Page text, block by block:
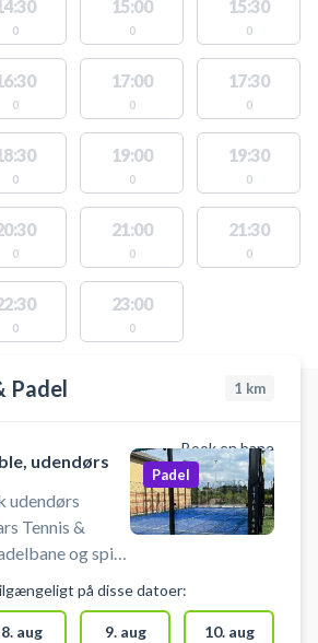
0
15:00
0
15:30
0
0
17:00
0
17:30
0
0
19:00
0
19:30
0
0
21:00
0
21:30
0
0
23:00
0
Padel 1 km
Book en bane
udendørs
udendørs
Tennis &
og spil
til "loftet". Du
30 min af
Padel
på disse datoer:
8. aug 9. aug 10. aug